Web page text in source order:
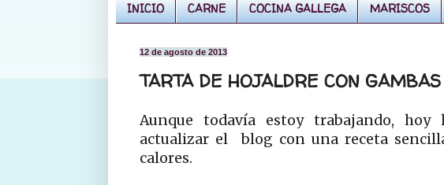
INICIO CARNE COCINA GALLEGA MARISCOS
12 de agosto de 2013
TARTA DE HOJALDRE CON
Aunque todavía estoy trabajando,
actualizar el blog con una receta
calores.